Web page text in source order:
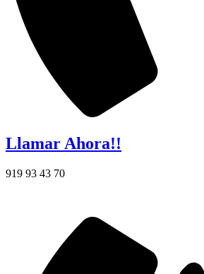
Llamar Ahora!!
919 93 43 70